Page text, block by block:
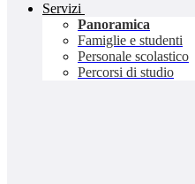
Servizi
Panoramica
Famiglie e studenti
Personale scolastico
Percorsi di studio